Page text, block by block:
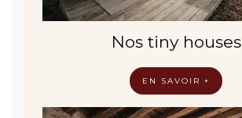
Nos tiny houses
EN SAVOIR +